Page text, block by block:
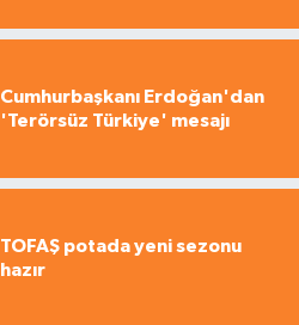
Cumhurbaşkanı Erdoğan'dan
'Terörsüz Türkiye' mesajı
TOFAŞ potada yeni sezonu
hazır